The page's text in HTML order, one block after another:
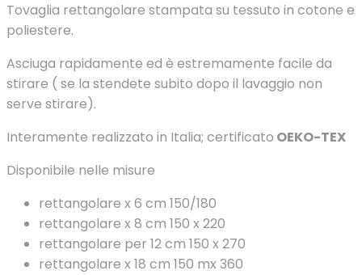
Tovaglia rettangolare stampata su tessuto in cotone e
poliestere.
Asciuga rapidamente ed è estremamente facile da
stirare ( se la stendete subito dopo il lavaggio non
serve stirare).
Interamente realizzato in Italia; certificato OEKO-TEX
Disponibile nelle misure
rettangolare x 6 cm 150/180
rettangolare x 8 cm 150 x 220
rettangolare per 12 cm 150 x 270
rettangolare x 18 cm 150 mx 360